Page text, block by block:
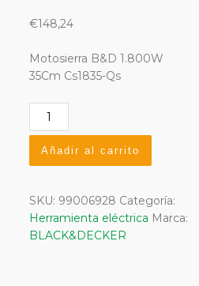
€148,24
Motosierra B&D 1.800W
35Cm Cs1835-Qs
Motosierra
1800
35
CS1835-
QS
B&D
Añadir al carrito
SKU: 99006928 Categoría:
Herramienta eléctrica Marca:
BLACK&DECKER